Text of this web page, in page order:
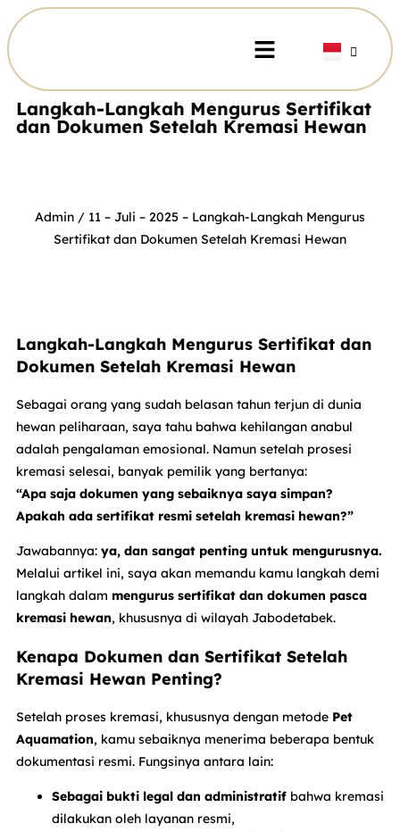
Langkah-Langkah Mengurus Sertifikat
dan Dokumen Setelah Kremasi Hewan
Admin / 11 – Juli – 2025 – Langkah-Langkah Mengurus
Sertifikat dan Dokumen Setelah Kremasi Hewan
Langkah-Langkah Mengurus Sertifikat dan
Dokumen Setelah Kremasi Hewan
Sebagai orang yang sudah belasan tahun terjun di dunia
hewan peliharaan, saya tahu bahwa kehilangan anabul
adalah pengalaman emosional. Namun setelah prosesi
kremasi selesai, banyak pemilik yang bertanya:
“Apa saja dokumen yang sebaiknya saya simpan?
Apakah ada sertifikat resmi setelah kremasi hewan?”
Jawabannya: ya, dan sangat penting untuk mengurusnya.
Melalui artikel ini, saya akan memandu kamu langkah demi
langkah dalam mengurus sertifikat dan dokumen pasca
kremasi hewan, khususnya di wilayah Jabodetabek.
Kenapa Dokumen dan Sertifikat Setelah
Kremasi Hewan Penting?
Setelah proses kremasi, khususnya dengan metode Pet
Aquamation, kamu sebaiknya menerima beberapa bentuk
dokumentasi resmi. Fungsinya antara lain:
Sebagai bukti legal dan administratif bahwa kremasi
dilakukan oleh layanan resmi,